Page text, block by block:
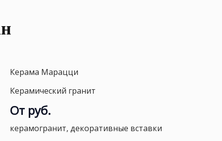
Керама Марацци
Керамический гранит
От руб.
керамогранит, декоративные вставки